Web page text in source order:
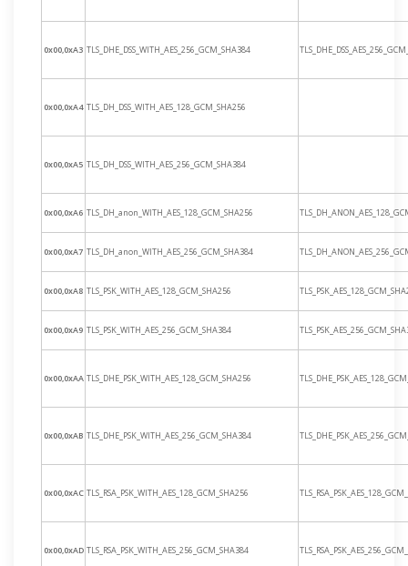
0x00,0xA3 TLS_DHE_DSS_WITH_AES_256_GCM_SHA384
0x00,0xA4 TLS_DH_DSS_WITH_AES_128_GCM_SHA256
0x00,0xA5 TLS_DH_DSS_WITH_AES_256_GCM_SHA384
0x00,0xA6 TLS_DH_anon_WITH_AES_128_GCM_SHA256
0x00,0xA7 TLS_DH_anon_WITH_AES_256_GCM_SHA384
0x00,0xA8 TLS_PSK_WITH_AES_128_GCM_SHA256
0x00,0xA9 TLS_PSK_WITH_AES_256_GCM_SHA384
0x00,0xAA TLS_DHE_PSK_WITH_AES_128_GCM_SHA256
0x00,0xAB TLS_DHE_PSK_WITH_AES_256_GCM_SHA384
0x00,0xAC TLS_RSA_PSK_WITH_AES_128_GCM_SHA256
0x00,0xAD TLS_RSA_PSK_WITH_AES_256_GCM_SHA384